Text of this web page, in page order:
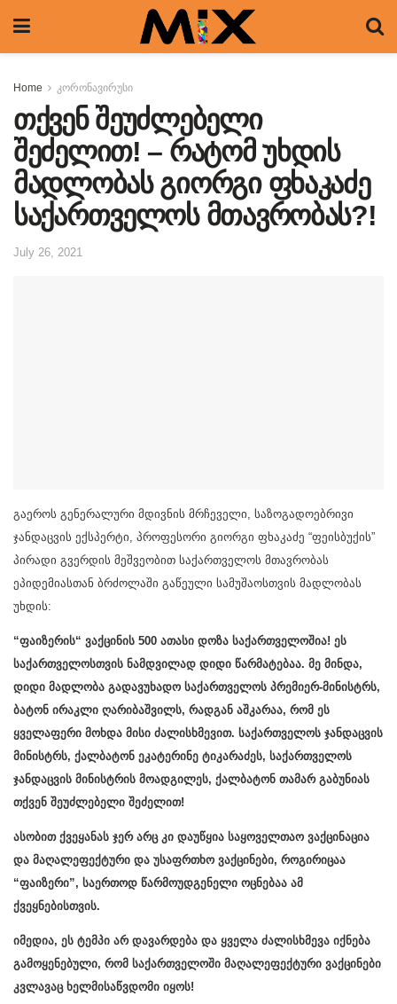
Home კორონავირუსი
თქვენ შეუძლებელი
შეძელით! – რატომ უხდის
მადლობას გიორგი ფხაკაძე
საქართველოს მთავრობას?!
July 26, 2021
გაეროს გენერალური მდივნის მრჩეველი, საზოგადოებრივი
ჯანდაცვის ექსპერტი, პროფესორი გიორგი ფხაკაძე “ფეისბუქის”
პირადი გვერდის მეშვეობით საქართველოს მთავრობას
ეპიდემიასთან ბრძოლაში გაწეული სამუშაოსთვის მადლობას
უხდის:
“ფაიზერის“ ვაქცინის 500 ათასი დოზა საქართველოშია! ეს
საქართველოსთვის ნამდვილად დიდი წარმატებაა. მე მინდა,
დიდი მადლობა გადავუხადო საქართველოს პრემიერ-მინისტრს,
ბატონ ირაკლი ღარიბაშვილს, რადგან აშკარაა, რომ ეს
ყველაფერი მოხდა მისი ძალისხმევით. საქართველოს ჯანდაცვის
მინისტრს, ქალბატონ ეკატერინე ტიკარაძეს, საქართველოს
ჯანდაცვის მინისტრის მოადგილეს, ქალბატონ თამარ გაბუნიას
თქვენ შეუძლებელი შეძელით!
ასობით ქვეყანას ჯერ არც კი დაუწყია საყოველთაო ვაქცინაცია
და მაღალეფექტური და უსაფრთხო ვაქცინები, როგირიცაა
“ფაიზერი”, საერთოდ წარმოუდგენელი ოცნებაა ამ
ქვეყნებისთვის.
იმედია, ეს ტემპი არ დავარდება და ყველა ძალისხმევა იქნება
გამოყენებული, რომ საქართველოში მაღალეფექტური ვაქცინები
კვლავაც ხელმისაწვდომი იყოს!